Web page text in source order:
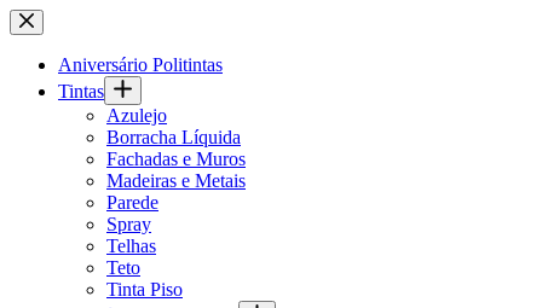
Pular
para
conteúdo
Aniversário Politintas
Tintas
Azulejo
Borracha Líquida
Fachadas e Muros
Madeiras e Metais
Parede
Spray
Telhas
Teto
Tinta Piso